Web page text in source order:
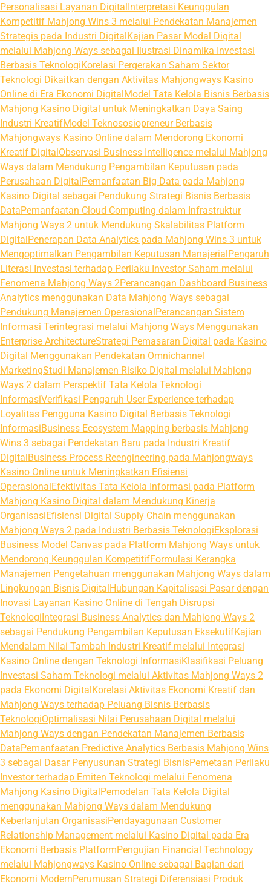
Personalisasi Layanan DigitalInterpretasi Keunggulan
Kompetitif Mahjong Wins 3 melalui Pendekatan Manajemen
Strategis pada Industri DigitalKajian Pasar Modal Digital
melalui Mahjong Ways sebagai Ilustrasi Dinamika Investasi
Berbasis TeknologiKorelasi Pergerakan Saham Sektor
Teknologi Dikaitkan dengan Aktivitas Mahjongways Kasino
Online di Era Ekonomi DigitalModel Tata Kelola Bisnis Berbasis
Mahjong Kasino Digital untuk Meningkatkan Daya Saing
Industri KreatifModel Teknososiopreneur Berbasis
Mahjongways Kasino Online dalam Mendorong Ekonomi
Kreatif DigitalObservasi Business Intelligence melalui Mahjong
Ways dalam Mendukung Pengambilan Keputusan pada
Perusahaan DigitalPemanfaatan Big Data pada Mahjong
Kasino Digital sebagai Pendukung Strategi Bisnis Berbasis
DataPemanfaatan Cloud Computing dalam Infrastruktur
Mahjong Ways 2 untuk Mendukung Skalabilitas Platform
DigitalPenerapan Data Analytics pada Mahjong Wins 3 untuk
Mengoptimalkan Pengambilan Keputusan ManajerialPengaruh
Literasi Investasi terhadap Perilaku Investor Saham melalui
Fenomena Mahjong Ways 2Perancangan Dashboard Business
Analytics menggunakan Data Mahjong Ways sebagai
Pendukung Manajemen OperasionalPerancangan Sistem
Informasi Terintegrasi melalui Mahjong Ways Menggunakan
Enterprise ArchitectureStrategi Pemasaran Digital pada Kasino
Digital Menggunakan Pendekatan Omnichannel
MarketingStudi Manajemen Risiko Digital melalui Mahjong
Ways 2 dalam Perspektif Tata Kelola Teknologi
InformasiVerifikasi Pengaruh User Experience terhadap
Loyalitas Pengguna Kasino Digital Berbasis Teknologi
InformasiBusiness Ecosystem Mapping berbasis Mahjong
Wins 3 sebagai Pendekatan Baru pada Industri Kreatif
DigitalBusiness Process Reengineering pada Mahjongways
Kasino Online untuk Meningkatkan Efisiensi
OperasionalEfektivitas Tata Kelola Informasi pada Platform
Mahjong Kasino Digital dalam Mendukung Kinerja
OrganisasiEfisiensi Digital Supply Chain menggunakan
Mahjong Ways 2 pada Industri Berbasis TeknologiEksplorasi
Business Model Canvas pada Platform Mahjong Ways untuk
Mendorong Keunggulan KompetitifFormulasi Kerangka
Manajemen Pengetahuan menggunakan Mahjong Ways dalam
Lingkungan Bisnis DigitalHubungan Kapitalisasi Pasar dengan
Inovasi Layanan Kasino Online di Tengah Disrupsi
TeknologiIntegrasi Business Analytics dan Mahjong Ways 2
sebagai Pendukung Pengambilan Keputusan EksekutifKajian
Mendalam Nilai Tambah Industri Kreatif melalui Integrasi
Kasino Online dengan Teknologi InformasiKlasifikasi Peluang
Investasi Saham Teknologi melalui Aktivitas Mahjong Ways 2
pada Ekonomi DigitalKorelasi Aktivitas Ekonomi Kreatif dan
Mahjong Ways terhadap Peluang Bisnis Berbasis
TeknologiOptimalisasi Nilai Perusahaan Digital melalui
Mahjong Ways dengan Pendekatan Manajemen Berbasis
DataPemanfaatan Predictive Analytics Berbasis Mahjong Wins
3 sebagai Dasar Penyusunan Strategi BisnisPemetaan Perilaku
Investor terhadap Emiten Teknologi melalui Fenomena
Mahjong Kasino DigitalPemodelan Tata Kelola Digital
menggunakan Mahjong Ways dalam Mendukung
Keberlanjutan OrganisasiPendayagunaan Customer
Relationship Management melalui Kasino Digital pada Era
Ekonomi Berbasis PlatformPengujian Financial Technology
melalui Mahjongways Kasino Online sebagai Bagian dari
Ekonomi ModernPerumusan Strategi Diferensiasi Produk